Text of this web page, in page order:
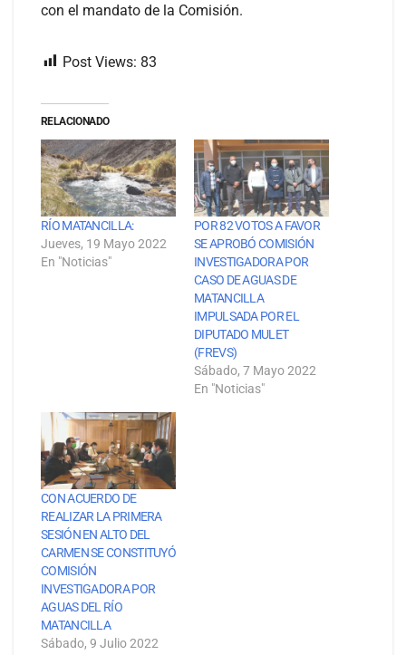
con el mandato de la Comisión.
Post Views: 83
RELACIONADO
RÍO MATANCILLA:
Jueves, 19 Mayo 2022
En "Noticias"
POR 82 VOTOS A FAVOR
SE APROBÓ COMISIÓN
INVESTIGADORA POR
CASO DE AGUAS DE
MATANCILLA
IMPULSADA POR EL
DIPUTADO MULET
(FREVS)
Sábado, 7 Mayo 2022
En "Noticias"
CON ACUERDO DE
REALIZAR LA PRIMERA
SESIÓN EN ALTO DEL
CARMEN SE CONSTITUYÓ
COMISIÓN
INVESTIGADORA POR
AGUAS DEL RÍO
MATANCILLA
Sábado, 9 Julio 2022